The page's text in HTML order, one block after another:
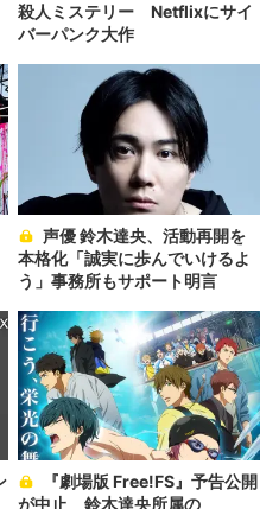
殺人ミステリー Netflixにサイ
バーパンク大作
本格化「誠実に歩んでいけるよ
う」事務所もサポート明言
が中止 鈴木達央所属の